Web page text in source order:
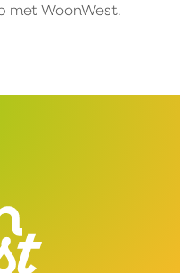
met WoonWest.